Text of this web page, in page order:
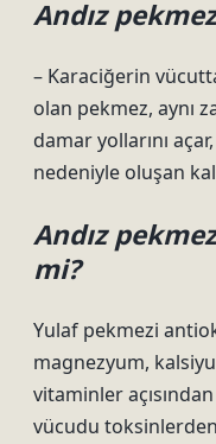
Andız
– Karaciğerin
olan pekmez, aynı
damar yollarını
nedeniyle oluşan
Andız
mi?
Yulaf pekmezi
magnezyum,
vitaminler
vücudu